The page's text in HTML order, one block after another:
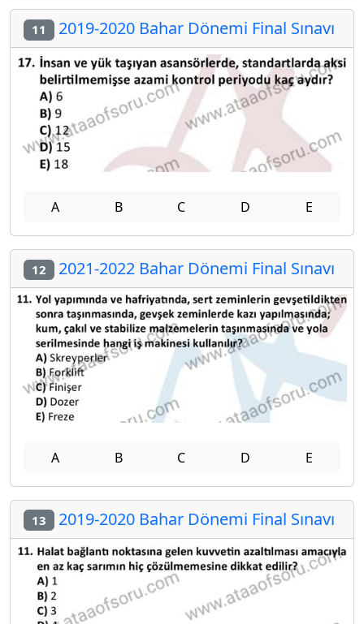
11 2019-2020 Bahar Dönemi Final Sınavı
A B C D E
12 2021-2022 Bahar Dönemi Final Sınavı
A B C D E
13 2019-2020 Bahar Dönemi Final Sınavı